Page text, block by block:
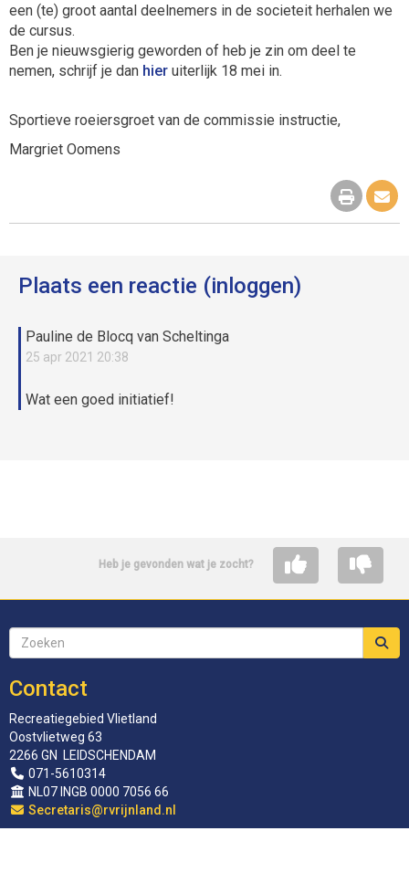
een (te) groot aantal deelnemers in de societeit herhalen we
de cursus.
Ben je nieuwsgierig geworden of heb je zin om deel te
nemen, schrijf je dan hier uiterlijk 18 mei in.
Sportieve roeiersgroet van de commissie instructie,
Margriet Oomens
Plaats een reactie (inloggen)
Pauline de Blocq van Scheltinga
25 apr 2021 20:38
Wat een goed initiatief!
Heb je gevonden wat je zocht?
Contact
Recreatiegebied Vlietland
Oostvlietweg 63
2266 GN LEIDSCHENDAM
071-5610314
NL07 INGB 0000 7056 66
siraterceS@rvrijnland.nl